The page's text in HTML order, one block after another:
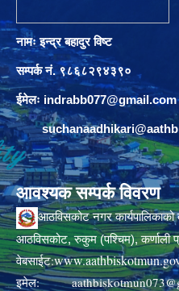
नामः इन्द्र बहादुर विष्ट
सम्पर्क नं. ९८६८२९४३९०
ईमेलः indrabb077@gmail.com
आवश्यक सम्पर्क विवरण
आठविसकोट नगर कार्यपालिकाको
आठविसकोट, रुकुम (पश्चिम), कर्णाली
वेबसाईट:
इमेल: